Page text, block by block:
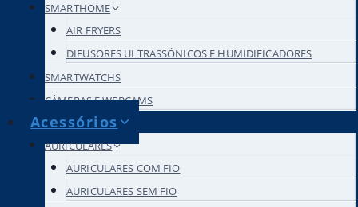
SMARTHOME
AIR FRYERS
DIFUSORES ULTRASSÓNICOS E HUMIDIFICADORES
SMARTWATCHS
CÂMERAS E WEBCAMS
Acessórios
AURICULARES
AURICULARES COM FIO
AURICULARES SEM FIO